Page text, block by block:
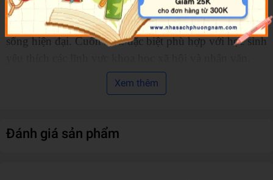
sinh phát triển tư duy lịch sử, năng lực tìm hiểu quá
khứ và khả năng vận dụng kiến thức lịch sử vào cuộc
sống hiện đại. Cuốn sách đặc biệt phù hợp với học sinh
Tên nhà cung cấp
Xem thêm
Đánh giá sản phẩm